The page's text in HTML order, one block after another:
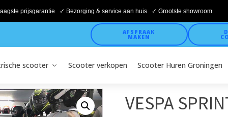
prijsgarantie ✓ Bezorging & service aan huis ✓ Grootste showroom
AFSPRAAK
MAKEN
scooter Scooter verkopen Scooter Huren Groningen
VESPA